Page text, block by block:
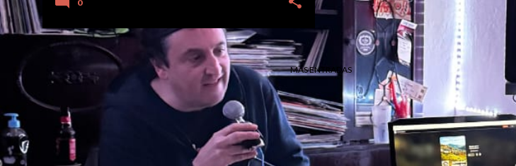
0
MÁS ENTRADAS